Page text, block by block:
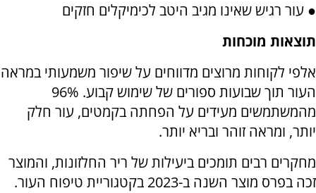
● עור רגיש שאינו מגיב היטב לכימיקלים חזקים
תוצאות מוכחות
אלפי לקוחות מרוצים מדווחים על שיפור משמעותי במראה
העור תוך שבועות ספורים של שימוש קבוע. 96%
מהמשתמשים מעידים על הפחתה בקמטים, עור חלק
יותר, ומראה זוהר ובריא יותר.
מחקרים רבים תומכים ביעילות של ריר החלזונות, והמוצר
זכה בפרס מוצר השנה ב-2023 בקטגוריית טיפוח העור.